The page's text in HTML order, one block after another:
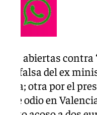
abiertas contra
falsa del ex
Illa; otra por el
de odio en